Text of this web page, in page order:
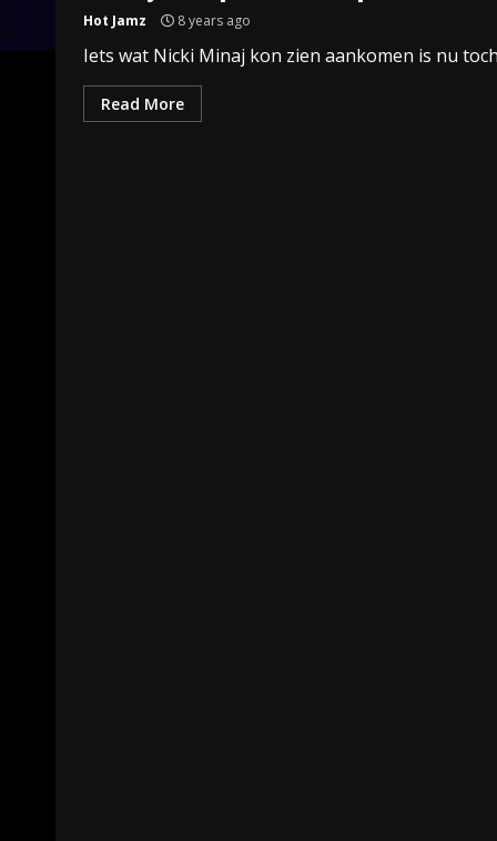
Hot Jamz 8 years ago
Iets wat Nicki Minaj kon zien aankomen is nu
Read More